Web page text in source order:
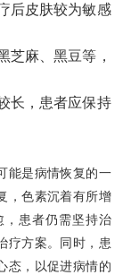
后皮肤较为敏感
芝麻、黑豆等，
长，患者应保持
能是病情恢复的一
，色素沉着有所增
，患者仍需坚持治
疗方案。同时，患
态，以促进病情的